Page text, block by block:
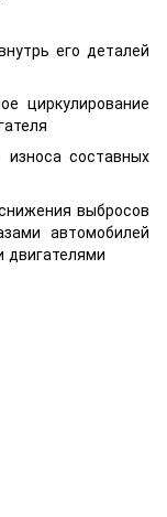
его деталей
циркулирование
составных
выбросов
автомобилей
двигателями